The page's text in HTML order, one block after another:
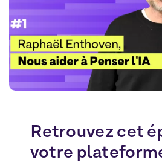
Retrouvez cet
votre